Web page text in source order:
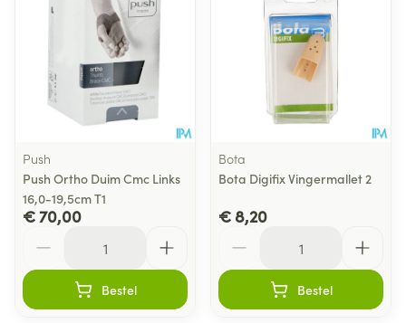
Push
Push Ortho Duim Cmc Links
16,0-19,5cm T1
€ 70,00
Bestel
Bota
Bota Digifix Vingermallet 2
€ 8,20
Bestel